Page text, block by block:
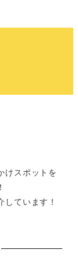
けスポットを
ています！